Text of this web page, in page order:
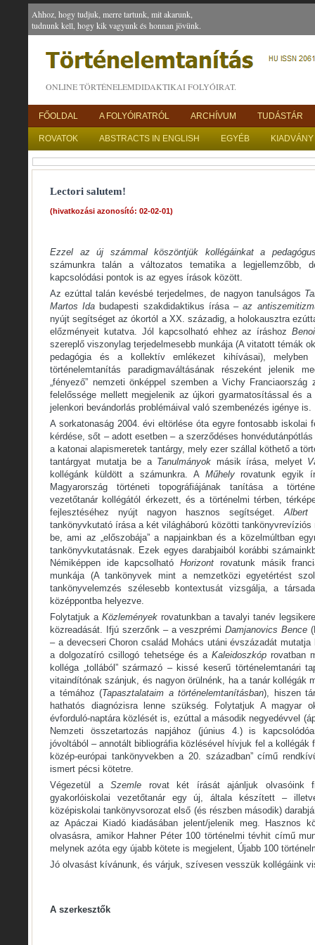
Ahhoz, hogy tudjuk, merre tartunk, mit akarunk,
tudnunk kell, hogy kik vagyunk és honnan jövünk.
ONLINE TÖRTÉNELEMDIDAKTIKAI FOLYÓIRAT.
FŐOLDAL A FOLYÓIRATRÓL ARCHÍVUM TUDÁSTÁR
ROVATOK ABSTRACTS IN ENGLISH EGYÉB
Lectori salutem!
(hivatkozási azonosító: 02-02-01)
Ezzel az új számmal köszöntjük kollégáinkat a
számunkra talán a változatos tematika a legjellemzőbb,
kapcsolódási pontok is az egyes írások között.
Az ezúttal talán kevésbé terjedelmes, de nagyon tanulságos
Martos Ida budapesti szakdidaktikus írása –az
nyújt segítséget az ókortól a XX. századig, a holokausztra
előzményeit kutatva. Jól kapcsolható ehhez az íráshoz
szereplő viszonylag terjedelmesebb munkája (A vitatott témák
pedagógia és a kollektív emlékezet kihívásai),
történelemtanítás paradigmaváltásának részeként jelenik
„fényező” nemzeti önképpel szemben a Vichy Franciaország
felelőssége mellett megjelenik az újkori gyarmatosítással és a
jelenkori bevándorlás problémáival való szembenézés igénye is.
A sorkatonaság 2004. évi eltörlése óta egyre fontosabb iskolai
kérdése, sőt – adott esetben – a szerződéses
a katonai alapismeretek tantárgy, mely ezer szállal köthető a
tantárgyat mutatja be a Tanulmányok másik írása, melyet
kollégánk küldött a számunkra. A Műhelyrovatunk egyik
Magyarország történeti topográfiájának tanítása a
vezetőtanár kollégától érkezett, és a történelmi térben,
fejlesztéséhez nyújt nagyon hasznos segítséget.Albert
tankönyvkutató írása a két világháború közötti tankönyvrevíziós
be, ami az „előszobája” a napjainkban és a közelmúltban
tankönyvkutatásnak. Ezek egyes darabjaiból korábbi
Némiképpen ide kapcsolhatóHorizont rovatunk másik
munkája (A tankönyvek mint a nemzetközi egyetértést
tankönyvelemzés szélesebb kontextusát vizsgálja, a
középpontba helyezve.
Folytatjuk a Közlemények rovatunkban a tavalyi tanév
közreadását. Ifjú szerzőnk – a veszprémiDamjanovics Bence
– a devecseri Choron család Mohács utáni évszázadát mutatja
a dolgozatíró csillogó tehetsége és aKaleidoszkóp rovatban
kolléga „tollából” származó – kissé keserű történelemtanári
vitaindítónak szánjuk, és nagyon örülnénk, ha a tanár kollégák
a témához (Tapasztalataim a történelemtanításban), hiszen
hathatós diagnózisra lenne szükség. Folytatjuk A magyar
évforduló-naptára közlését is, ezúttal a második negyedévvel
Nemzeti összetartozás napjához (június 4.) is
jóvoltából – annotált bibliográfia közlésével hívjuk fel a kollégák
közép-európai tankönyvekben a 20. században” című
ismert pécsi kötetre.
Végezetül a Szemle rovat két írását ajánljuk olvasóink
gyakorlóiskolai vezetőtanár egy új, általa készített –
középiskolai tankönyvsorozat első (és részben második)
az Apáczai Kiadó kiadásában jelent/jelenik meg. Hasznos
olvasásra, amikor Hahner Péter 100 történelmi tévhit című
melynek azóta egy újabb kötete is megjelent, Újabb 100
Jó olvasást kívánunk, és várjuk, szívesen vesszük kollégáink
A szerkesztők